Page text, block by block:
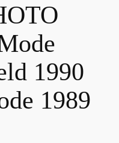
1990
1989